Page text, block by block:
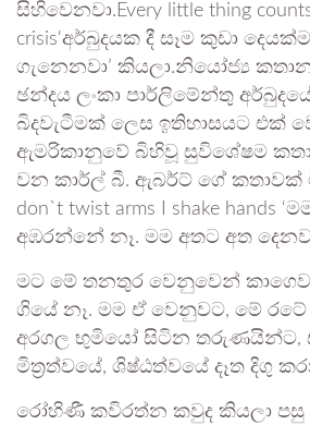
සිහිවෙනවා.Every little thing
crisis‘අර්බුදයක දී සෑම කුඩා
ගැනෙනවා’ කියලා.නියෝජ්‍ය
ඡන්දය ලංකා පාර්ලිමේන්තු
බිදවැටීමක් ලෙස ඉතිහාසයට එක්
ඇමරිකානුවේ බිහිවූ සුවිශේෂම
වන කාර්ල් බී. ඇබර්ට් ගේ කතාවක්
don`t twist arms I shake hands
අඹරන්නේ නෑ. මම අතට අත
මට මේ තනතුර වෙනුවෙන්
ගියේ නෑ. මම ඒ වෙනුවට, මේ
අරගල භුමියෝ සිටින තරුණයින්ට,
මිත්‍රත්වයේ, ශිෂ්ඨත්වයේ දෑත දිගු
රෝහිණී කවිරත්න කවුද කියලා පසු